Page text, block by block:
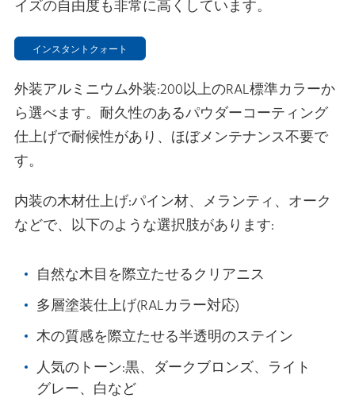
イズの自由度も非常に高くしています。
インスタントクォート
外装アルミニウム外装:200以上のRAL標準カラーか
ら選べます。耐久性のあるパウダーコーティング
仕上げで耐候性があり、ほぼメンテナンス不要で
す。
内装の木材仕上げ:パイン材、メランティ、オーク
などで、以下のような選択肢があります:
自然な木目を際立たせるクリアニス
多層塗装仕上げ(RALカラー対応)
木の質感を際立たせる半透明のステイン
人気のトーン:黒、ダークブロンズ、ライト
グレー、白など